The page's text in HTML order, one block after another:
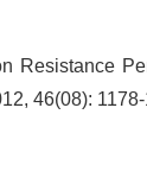
Resistance
46(08): 1178-